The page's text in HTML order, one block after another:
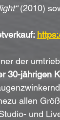
(2010)
der
30-jährigen
allen
und